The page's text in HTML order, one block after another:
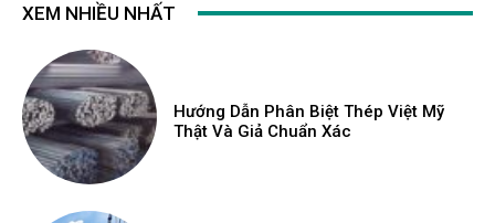
XEM NHIỀU NHẤT
Hướng Dẫn Phân Biệt Thép Việt Mỹ
Thật Và Giả Chuẩn Xác